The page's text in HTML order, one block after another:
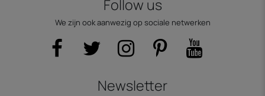
Follow us
We zijn ook aanwezig op sociale netwerken
Newsletter